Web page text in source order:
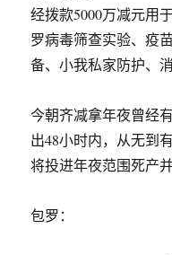
经拨款5000万减元用
罗病毒筛查实验、疫
备、小我私家防护、
今朝齐减拿年夜曾经
出48小时内，从无到
将投进年夜范围死产
包罗：